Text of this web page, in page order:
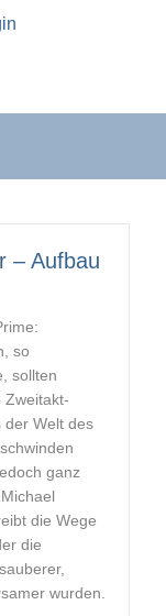
die Pfeile
– Aufbau
so
sollten
Zweitakt-
Welt des
ganz
die Wege
die
wurden.